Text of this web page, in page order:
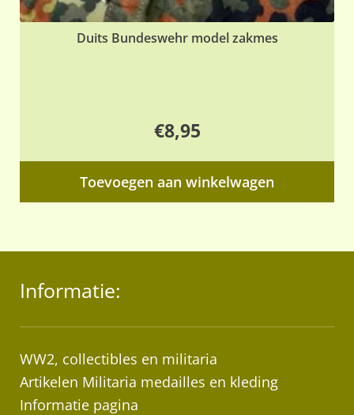
Duits Bundeswehr model zakmes
€8,95
Toevoegen aan winkelwagen
Informatie:
WW2, collectibles en militaria
Artikelen Militaria medailles en kleding
Informatie pagina